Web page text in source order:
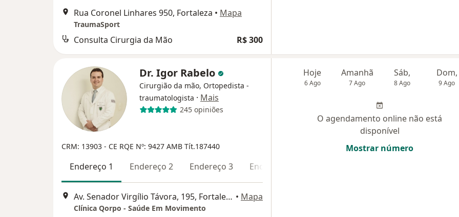
Rua Coronel Linhares 950, Fortaleza • Mapa
TraumaSport
Consulta Cirurgia da Mão R$ 300
Dr. Igor Rabelo
Cirurgião da mão, Ortopedista -
traumatologista · Mais
245 opiniões
CRM: 13903 - CE RQE Nº: 9427 AMB Tít.187440
Endereço 1 Endereço 2 Endereço 3 Endereço 4
Av. Senador Virgílio Távora, 195, Fortaleza • Mapa
Clínica Qorpo - Saúde Em Movimento
Hoje
6 Ago
Amanhã
7 Ago
Sáb,
8 Ago
Dom,
9 Ago
O agendamento online não está
disponível
Mostrar número